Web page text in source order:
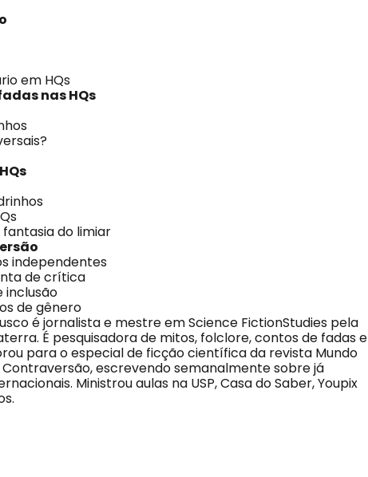
em HQs
nas HQs
fantasia do limiar
independentes
de crítica
inclusão
de gênero
é jornalista e mestre em Science FictionStudies pela
É pesquisadora de mitos, folclore, contos de fadas e
para o especial de ficção científica da revista Mundo
escrevendo semanalmente sobre já
Ministrou aulas na USP, Casa do Saber, Youpix